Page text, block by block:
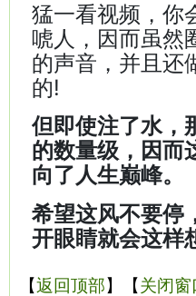
猛一看视频，你
唬人，因而虽然
的声音，并且还
的!
但即使注了水，
的数量级，因而
向了人生巅峰。
希望这风不要停
开眼睛就会这样
【返回顶部】【关闭窗